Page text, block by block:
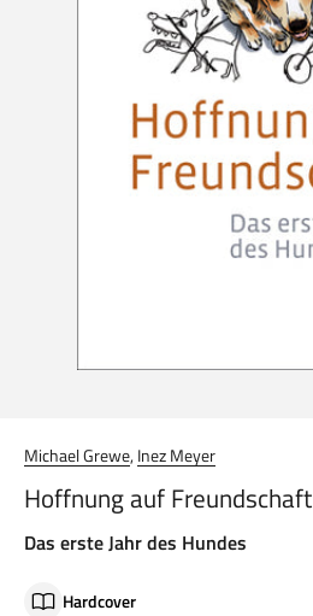
Michael Grewe,Inez Meyer
Hoffnung auf Freundschaft
Das erste Jahr des Hundes
Hardcover